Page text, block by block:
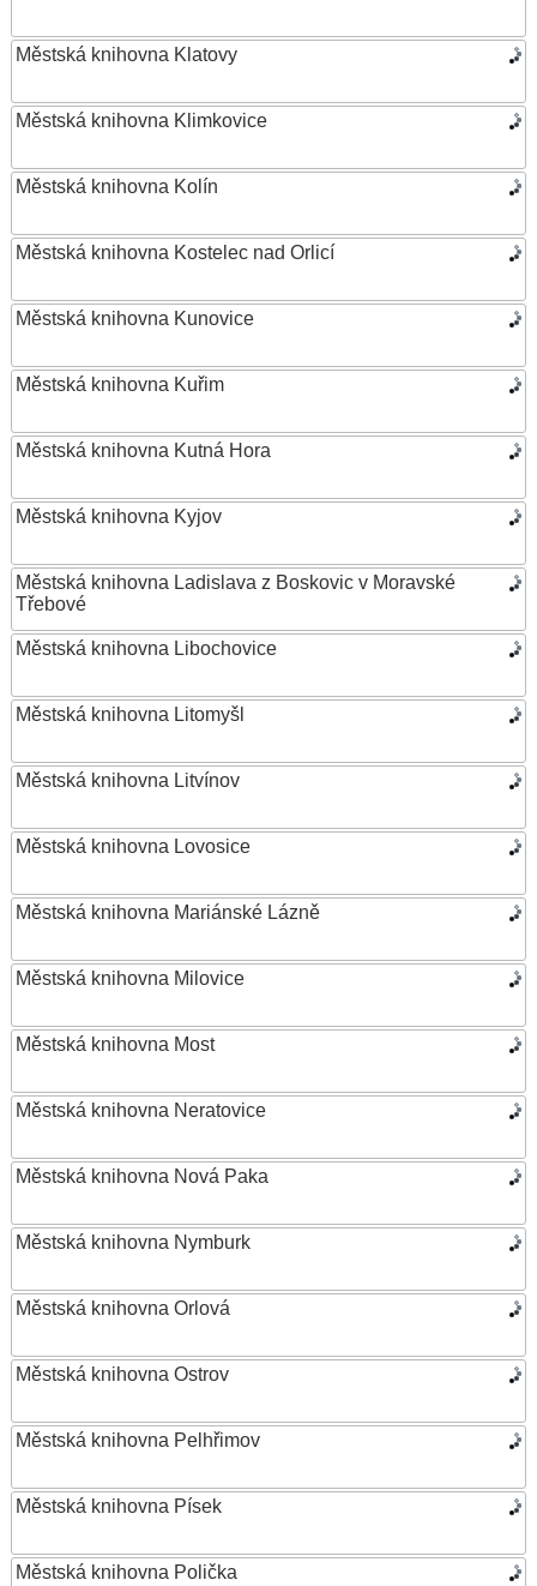
Městská knihovna Klatovy
Městská knihovna Klimkovice
Městská knihovna Kolín
Městská knihovna Kostelec nad Orlicí
Městská knihovna Kunovice
Městská knihovna Kuřim
Městská knihovna Kutná Hora
Městská knihovna Kyjov
Městská knihovna Ladislava z Boskovic v Moravské
Třebové
Městská knihovna Libochovice
Městská knihovna Litomyšl
Městská knihovna Litvínov
Městská knihovna Lovosice
Městská knihovna Mariánské Lázně
Městská knihovna Milovice
Městská knihovna Most
Městská knihovna Neratovice
Městská knihovna Nová Paka
Městská knihovna Nymburk
Městská knihovna Orlová
Městská knihovna Ostrov
Městská knihovna Pelhřimov
Městská knihovna Písek
Městská knihovna Polička